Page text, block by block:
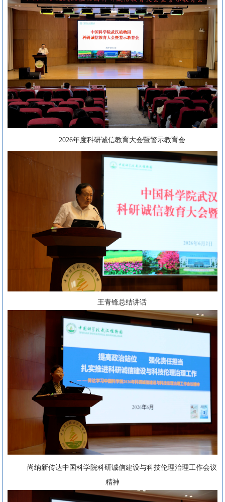
2026年度科研诚信教育大会暨警示教育会
王青锋总结讲话
尚纳新传达中国科学院科研诚信建设与科技伦理治理工作会议
精神